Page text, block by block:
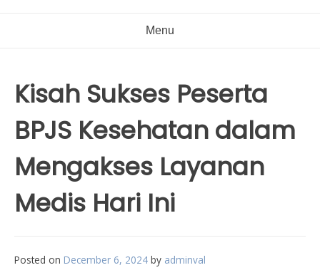
Menu
Kisah Sukses Peserta
BPJS Kesehatan dalam
Mengakses Layanan
Medis Hari Ini
Posted on December 6, 2024 by adminval